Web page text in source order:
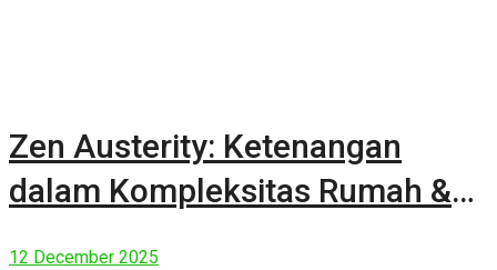
Zen Austerity: Ketenangan
dalam Kompleksitas Rumah &
12 December 2025